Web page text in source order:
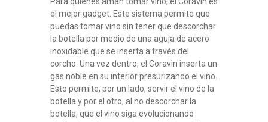
el mejor gadget. Este sistema permite que
puedas tomar vino sin tener que descorchar
la botella por medio de una aguja de acero
inoxidable que se inserta a través del
corcho. Una vez dentro, el Coravin inserta un
gas noble en su interior presurizando el vino.
Esto permite, por un lado, servir el vino de la
botella y por el otro, al no descorchar la
botella, que el vino siga evolucionando